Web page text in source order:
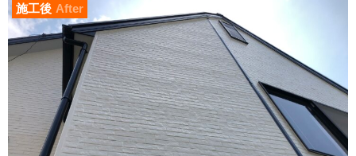
施工後 After